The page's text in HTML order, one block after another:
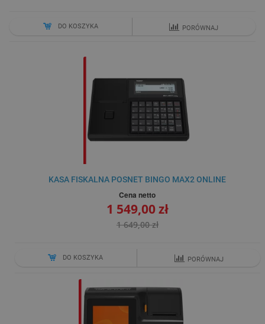
DO KOSZYKA PORÓWNAJ
KASA FISKALNA POSNET BINGO MAX2 ONLINE
Cena netto
1 549,00 zł
1 649,00 zł
DO KOSZYKA PORÓWNAJ